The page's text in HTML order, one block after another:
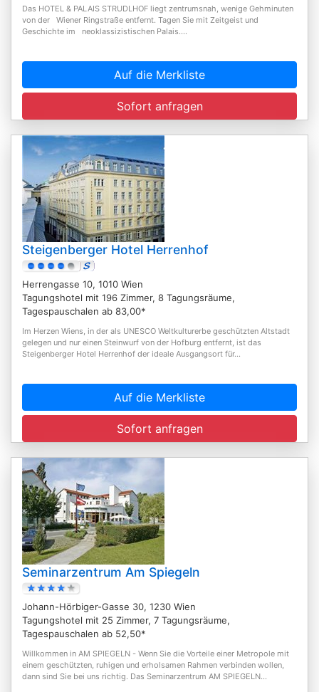
Das HOTEL & PALAIS STRUDLHOF liegt zentrumsnah, wenige Gehminuten
von der Wiener Ringstraße entfernt. Tagen Sie mit Zeitgeist und
Geschichte im neoklassizistischen Palais....
Auf die Merkliste
Sofort anfragen
Steigenberger Hotel Herrenhof
Herrengasse 10, 1010 Wien
Tagungshotel mit 196 Zimmer, 8 Tagungsräume,
Tagespauschalen ab 83,00*
Im Herzen Wiens, in der als UNESCO Weltkulturerbe geschützten Altstadt
gelegen und nur einen Steinwurf von der Hofburg entfernt, ist das
Steigenberger Hotel Herrenhof der ideale Ausgangsort für...
Auf die Merkliste
Sofort anfragen
Seminarzentrum Am Spiegeln
Johann-Hörbiger-Gasse 30, 1230 Wien
Tagungshotel mit 25 Zimmer, 7 Tagungsräume,
Tagespauschalen ab 52,50*
Willkommen in AM SPIEGELN - Wenn Sie die Vorteile einer Metropole mit
einem geschützten, ruhigen und erholsamen Rahmen verbinden wollen,
dann sind Sie bei uns richtig. Das Seminarzentrum AM SPIEGELN...